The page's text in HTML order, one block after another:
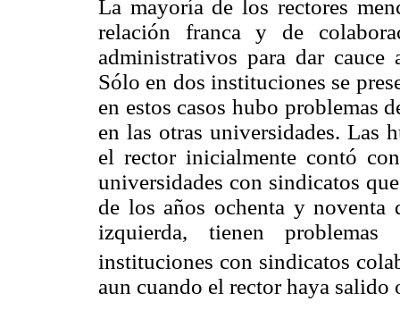
La mayoría de los rectores
relación franca y de
administrativos para dar
Sólo en dos instituciones se
en estos casos hubo problemas
en las otras universidades. Las
el rector inicialmente contó
universidades con sindicatos
de los años ochenta y noventa
izquierda, tienen
instituciones con sindicatos
aun cuando el rector haya